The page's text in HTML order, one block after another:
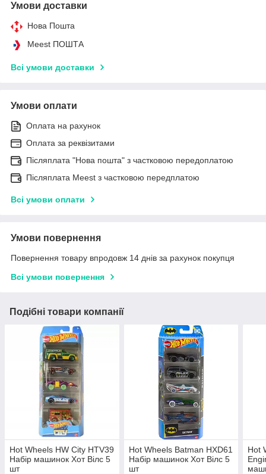
Умови доставки
Нова Пошта
Meest ПОШТА
Всі умови доставки
Умови оплати
Оплата на рахунок
Оплата за реквізитами
Післяплата "Нова пошта" з частковою передоплатою
Післяплата Meest з частковою передплатою
Всі умови оплати
Умови повернення
Повернення товару впродовж 14 днів за рахунок покупця
Всі умови повернення
Подібні товари компанії
Hot Wheels HW City HTV39
Набір машинок Хот Вілс 5
шт
Hot Wheels Batman HXD61
Набір машинок Хот Вілс 5
шт
Hot